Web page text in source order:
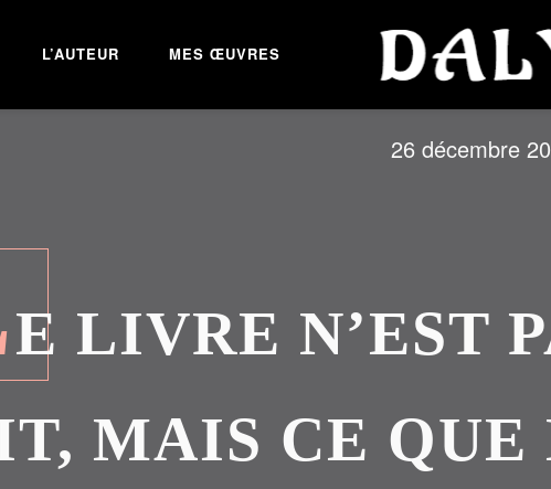
L’AUTEUR MES ŒUVRES
26 décembre
E LIVRE N’EST
MAIS CE QUE